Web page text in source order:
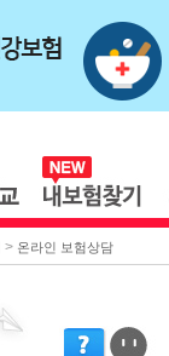
> 온라인 보험상담